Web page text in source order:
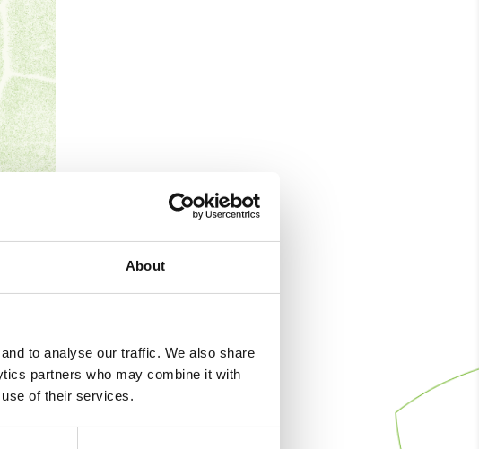
About
to analyse our traffic. We also share
partners who may combine it with
of their services.
de